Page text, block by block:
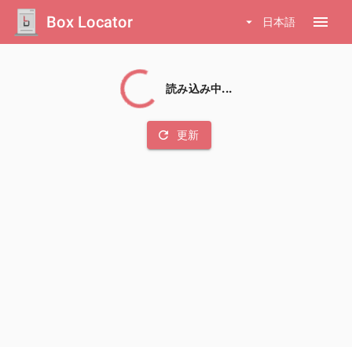
Box Locator arrow_drop_down 日本語 menu
読み込み中...
refresh 更新